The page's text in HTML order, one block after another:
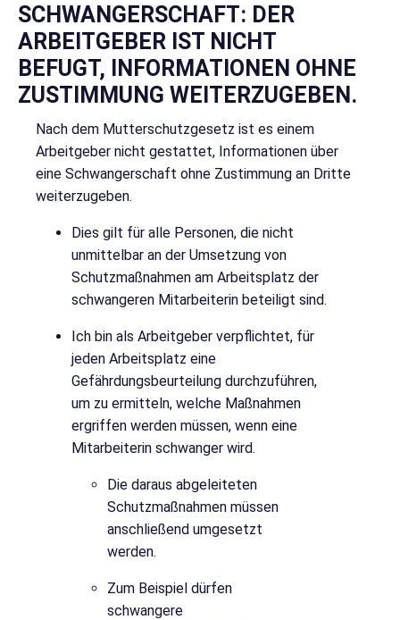
SCHWANGERSCHAFT: DER
ARBEITGEBER IST NICHT
BEFUGT, INFORMATIONEN OHNE
ZUSTIMMUNG WEITERZUGEBEN.
Nach dem Mutterschutzgesetz ist es einem
Arbeitgeber nicht gestattet, Informationen über
eine Schwangerschaft ohne Zustimmung an Dritte
weiterzugeben.
Dies gilt für alle Personen, die nicht
unmittelbar an der Umsetzung von
Schutzmaßnahmen am Arbeitsplatz der
schwangeren Mitarbeiterin beteiligt sind.
Ich bin als Arbeitgeber verpflichtet, für
jeden Arbeitsplatz eine
Gefährdungsbeurteilung durchzuführen,
um zu ermitteln, welche Maßnahmen
ergriffen werden müssen, wenn eine
Mitarbeiterin schwanger wird.
Die daraus abgeleiteten
Schutzmaßnahmen müssen
anschließend umgesetzt
werden.
Zum Beispiel dürfen
schwangere